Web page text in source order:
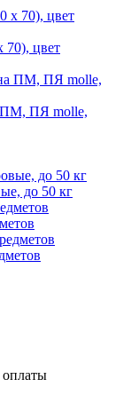
70), цвет
ПМ, ПЯ molle,
до 50 кг